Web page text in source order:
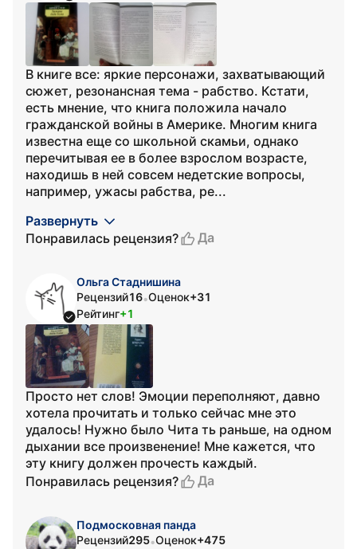
В книге все: яркие персонажи, захватывающий
сюжет, резонансная тема - рабство. Кстати,
есть мнение, что книга положила начало
гражданской войны в Америке. Многим книга
известна еще со школьной скамьи, однако
перечитывая ее в более взрослом возрасте,
находишь в ней совсем недетские вопросы,
например, ужасы рабства, ре...
Развернуть
Понравилась рецензия?
Да
Ольга Стаднишина
Рецензий16•Оценок+31
Рейтинг+1
Просто нет слов! Эмоции переполняют, давно
хотела прочитать и только сейчас мне это
удалось! Нужно было Чита ть раньше, на одном
дыхании все произвенение! Мне кажется, что
эту книгу должен прочесть каждый.
Понравилась рецензия?
Да
Подмосковная панда
Рецензий295•Оценок+475